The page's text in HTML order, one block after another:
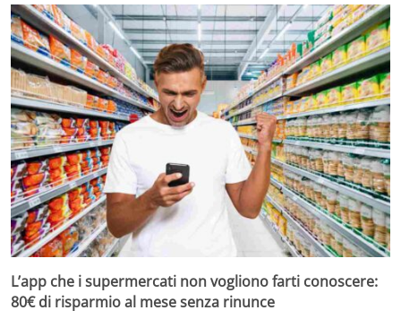
L’app che i supermercati non vogliono farti conoscere:
80€ di risparmio al mese senza rinunce